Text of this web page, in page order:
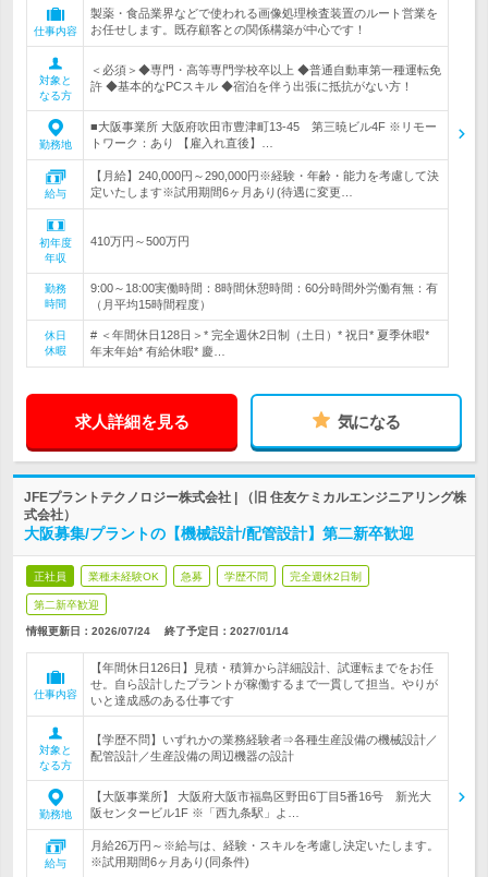
仕事内容
製薬・食品業界などで使われる画像処理検査装置のルート営業を
お任せします。既存顧客との関係構築が中心です！
対象と
なる方
＜必須＞◆専門・高等専門学校卒以上 ◆普通自動車第一種運転免
許 ◆基本的なPCスキル ◆宿泊を伴う出張に抵抗がない方！
勤務地
■大阪事業所 大阪府吹田市豊津町13-45 第三暁ビル4F ※リモー
トワーク：あり 【雇入れ直後】…
給与
【月給】240,000円～290,000円※経験・年齢・能力を考慮して決
定いたします※試用期間6ヶ月あり(待遇に変更…
初年度
年収
410万円～500万円
勤務
時間
9:00～18:00実働時間：8時間休憩時間：60分時間外労働有無：有
（月平均15時間程度）
休日
休暇
# ＜年間休日128日＞* 完全週休2日制（土日）* 祝日* 夏季休暇*
年末年始* 有給休暇* 慶…
求人詳細を見る 気になる
JFEプラントテクノロジー株式会社 | （旧 住友ケミカルエンジニアリング株
式会社）
大阪募集/プラントの【機械設計/配管設計】第二新卒歓迎
正社員 業種未経験OK 急募 学歴不問 完全週休2日制
第二新卒歓迎
情報更新日：2026/07/24 終了予定日： 2027/01/14
仕事内容
【年間休日126日】見積・積算から詳細設計、試運転までをお任
せ。自ら設計したプラントが稼働するまで一貫して担当。やりが
いと達成感のある仕事です
対象と
なる方
【学歴不問】いずれかの業務経験者⇒各種生産設備の機械設計／
配管設計／生産設備の周辺機器の設計
勤務地
【大阪事業所】 大阪府大阪市福島区野田6丁目5番16号 新光大
阪センタービル1F ※「西九条駅」よ…
給与
月給26万円～※給与は、経験・スキルを考慮し決定いたします。
※試用期間6ヶ月あり(同条件)